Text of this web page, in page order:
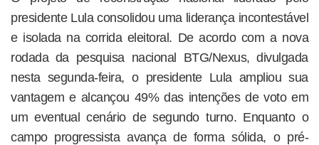
presidente Lula consolidou uma liderança incontestável
e isolada na corrida eleitoral. De acordo com a nova
rodada da pesquisa nacional BTG/Nexus, divulgada
nesta segunda-feira, o presidente Lula ampliou sua
vantagem e alcançou 49% das intenções de voto em
um eventual cenário de segundo turno. Enquanto o
campo progressista avança de forma sólida, o pré-